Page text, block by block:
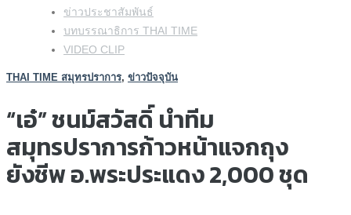
ข่าวประชาสัมพันธ์
บทบรรณาธิการ THAI TIME
VIDEO CLIP
THAI TIME สมุทรปราการ, ข่าวปัจจุบัน
“เอ๋” ชนม์สวัสดิ์ นำทีม
สมุทรปราการก้าวหน้าแจกถุง
ยังชีพ อ.พระประแดง 2,000 ชุด